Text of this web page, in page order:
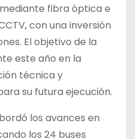
fibra óptica e
con una inversión
El objetivo de la
este año en la
técnica y
su futura ejecución.
los avances en
los 24 buses